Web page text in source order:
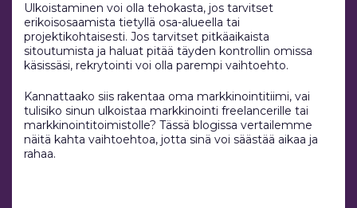
Ulkoistaminen voi olla tehokasta, jos tarvitset
erikoisosaamista tietyllä osa-alueella tai
projektikohtaisesti. Jos tarvitset pitkäaikaista
sitoutumista ja haluat pitää täyden kontrollin omissa
käsissäsi, rekrytointi voi olla parempi vaihtoehto.
Kannattaako siis rakentaa oma markkinointitiimi, vai
tulisiko sinun ulkoistaa markkinointi freelancerille tai
markkinointitoimistolle? Tässä blogissa vertailemme
näitä kahta vaihtoehtoa, jotta sinä voi säästää aikaa ja
rahaa.